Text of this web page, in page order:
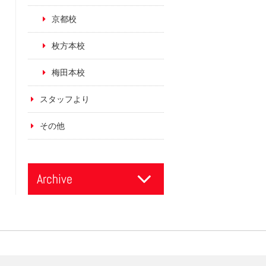
京都校
枚方本校
梅田本校
スタッフより
その他
Archive